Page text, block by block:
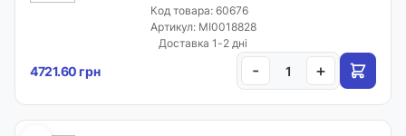
Код товара: 60676
Артикул: MI0018828
Доставка 1-2 дні
4721.60 грн - +